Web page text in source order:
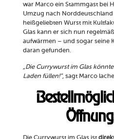
war Marco ein Stammgast bei
Umzug nach
heißgeliebten Wurst mit
Glas kann er sich nun
aufwärmen – und sogar seine
daran gefunden.
„Die Currywurst im Glas
Laden füllen!“, sagt Marco
Die Currywurst im Glas ist